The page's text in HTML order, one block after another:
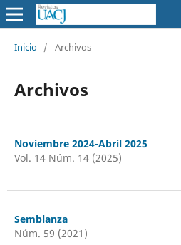
Inicio / Archivos
Archivos
Noviembre 2024-Abril 2025
Vol. 14 Núm. 14 (2025)
Semblanza
Núm. 59 (2021)